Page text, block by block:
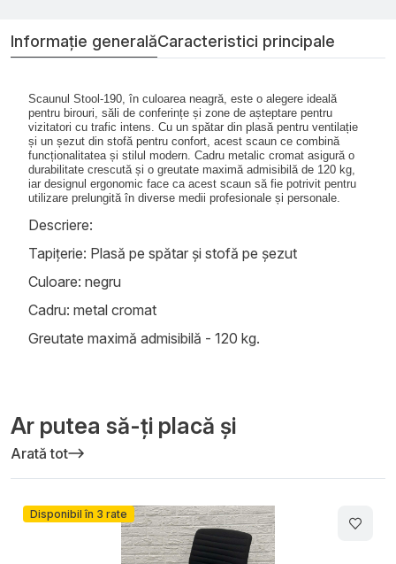
Informație generalăCaracteristici principale
Scaunul Stool-190, în culoarea neagră, este o alegere ideală
pentru birouri, săli de conferințe și zone de așteptare pentru
vizitatori cu trafic intens. Cu un spătar din plasă pentru ventilație
și un șezut din stofă pentru confort, acest scaun ce combină
funcționalitatea și stilul modern. Cadru metalic cromat asigură o
durabilitate crescută și o greutate maximă admisibilă de 120 kg,
iar designul ergonomic face ca acest scaun să fie potrivit pentru
utilizare prelungită în diverse medii profesionale și personale.
Descriere:
Tapițerie: Plasă pe spătar și stofă pe șezut
Culoare: negru
Cadru: metal cromat
Greutate maximă admisibilă - 120 kg.
Ar putea să-ți placă și
Arată tot
Disponibil în 3 rate